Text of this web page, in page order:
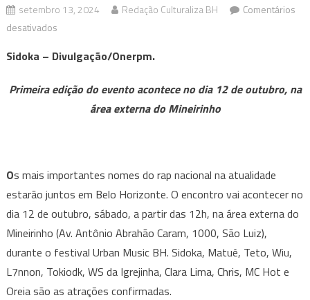
setembro 13, 2024 Redação Culturaliza BH
Comentários
desativadosem
Matuê,
MC
nomes
do
rap
nacional
agitam
o
Urban
Sidoka – Divulgação/Onerpm.
Primeira edição do evento acontece no dia 12 de outubro, na
área externa do Mineirinho
Os mais importantes nomes do rap nacional na atualidade
estarão juntos em Belo Horizonte. O encontro vai acontecer no
dia 12 de outubro, sábado, a partir das 12h, na área externa do
Mineirinho (Av. Antônio Abrahão Caram, 1000, São Luiz),
durante o festival Urban Music BH. Sidoka, Matuê, Teto, Wiu,
L7nnon, Tokiodk, WS da Igrejinha, Clara Lima, Chris, MC Hot e
Oreia são as atrações confirmadas.